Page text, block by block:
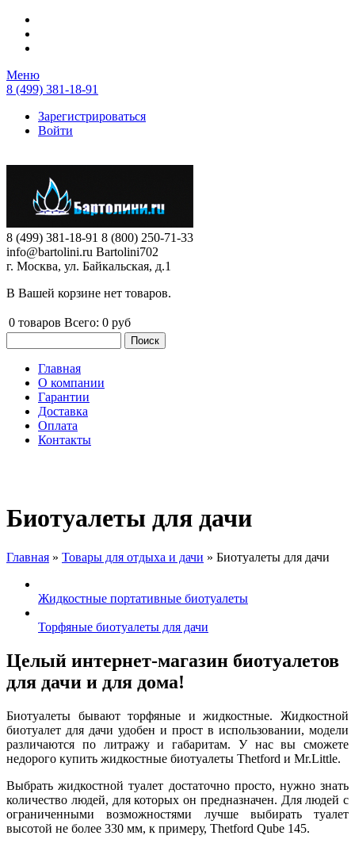
Перейти к основному содержанию
Меню
8 (499) 381-18-91
Зарегистрироваться
Войти
8 (499) 381-18-91 8 (800) 250-71-33
info@bartolini.ru Bartolini702
г. Москва, ул. Байкальская, д.1
В Вашей корзине нет товаров.
0 товаров Всего: 0 руб
Главное меню
Главная
О компании
Гарантии
Доставка
Оплата
Контакты
Биотуалеты для дачи
Главная » Товары для отдыха и дачи » Биотуалеты для дачи
Жидкостные портативные биотуалеты
Торфяные биотуалеты для дачи
Целый интернет-магазин биотуалетов
для дачи и для дома!
Биотуалеты бывают торфяные и жидкостные. Жидкостной
биотуалет для дачи удобен и прост в использовании, модели
различаются по литражу и габаритам. У нас вы сможете
недорого купить жидкостные биотуалеты Thetford и Mr.Little.
Выбрать жидкостной туалет достаточно просто, нужно знать
количество людей, для которых он предназначен. Для людей с
ограниченными возможностями лучше выбирать туалет
высотой не более 330 мм, к примеру, Thetford Qube 145.